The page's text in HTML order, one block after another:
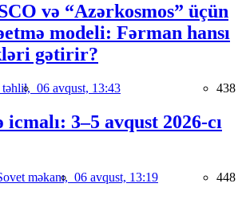
və “Azərkosmos” üçün
modeli: Fərman hansı
gətirir?
təhlil, 06 avqust, 13:43 438
3–5 avqust 2026-cı
məkanı, 06 avqust, 13:19 448